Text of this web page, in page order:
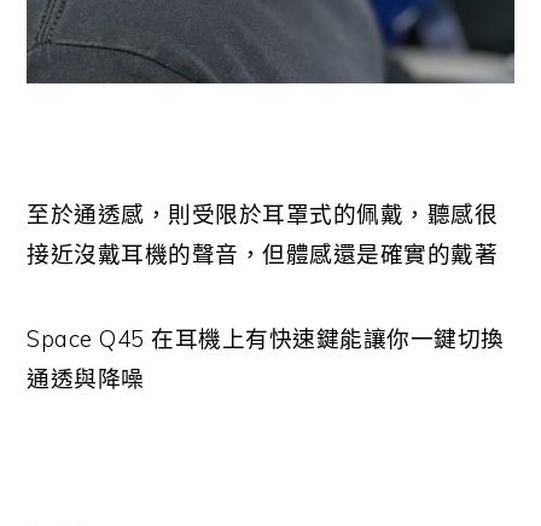
至於通透感，則受限於耳罩式的佩戴，聽感很
接近沒戴耳機的聲音，但體感還是確實的戴著
Space Q45 在耳機上有快速鍵能讓你一鍵切換
通透與降噪